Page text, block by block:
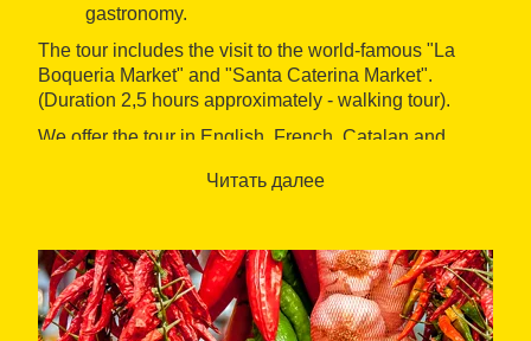
gastronomy.
The tour includes the visit to the world-famous "La
Boqueria Market" and "Santa Caterina Market".
(Duration 2,5 hours approximately - walking tour).
We offer the tour in English, French, Catalan and
Читать далее